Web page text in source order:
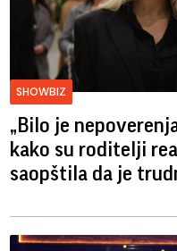
SHOWBIZ
„Bilo je
kako su roditelji
saopštila da je